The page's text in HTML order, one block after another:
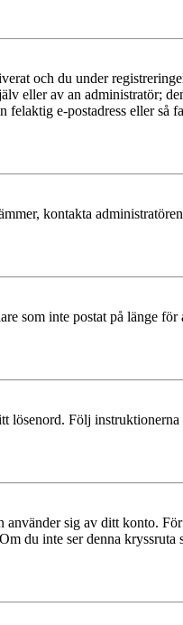
och du under
eller av an administratör;
e-postadress eller så
kontakta
som inte postat på länge för
lösenord. Följ
använder sig av ditt konto.
du inte ser denna kryssruta